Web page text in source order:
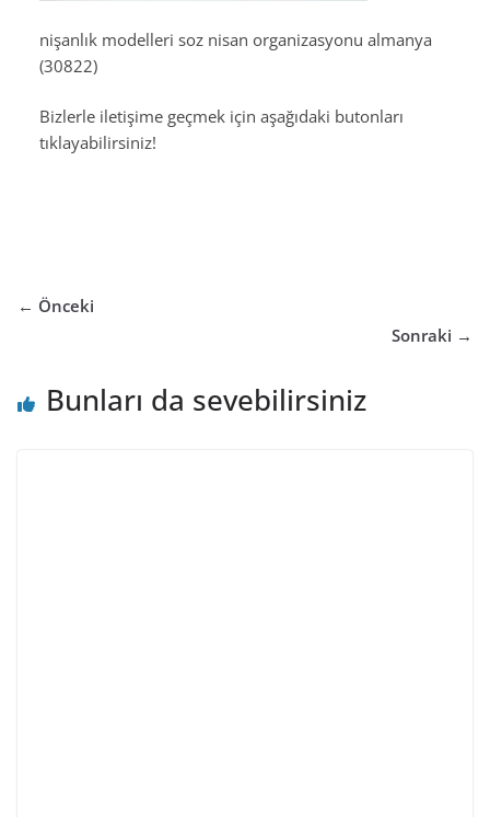
nişanlık modelleri soz nisan organizasyonu almanya
(30822)
Bizlerle iletişime geçmek için aşağıdaki butonları
tıklayabilirsiniz!
← Önceki
Sonraki →
Bunları da sevebilirsiniz